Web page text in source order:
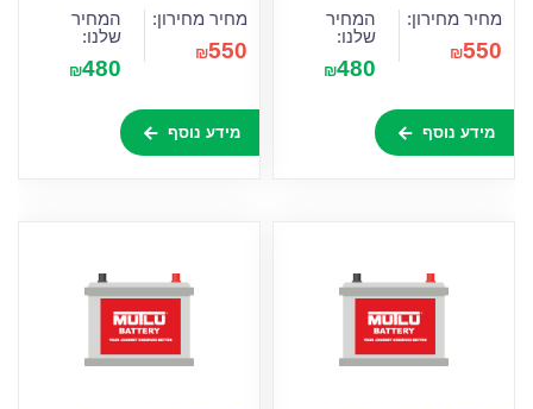
מחיר מחירון:
₪550
המחיר
שלנו:
₪480
מידע נוסף
מחיר מחירון:
₪550
המחיר
שלנו:
₪480
מידע נוסף